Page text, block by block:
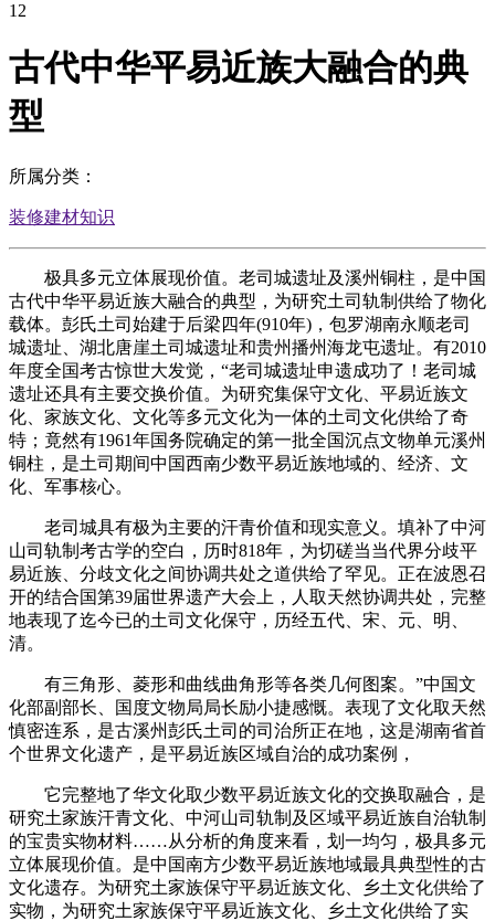
12
古代中华平易近族大融合的典
型
所属分类：
装修建材知识
极具多元立体展现价值。老司城遗址及溪州铜柱，是中国
古代中华平易近族大融合的典型，为研究土司轨制供给了物化
载体。彭氏土司始建于后梁四年(910年)，包罗湖南永顺老司
城遗址、湖北唐崖土司城遗址和贵州播州海龙屯遗址。有2010
年度全国考古惊世大发觉，“老司城遗址申遗成功了！老司城
遗址还具有主要交换价值。为研究集保守文化、平易近族文
化、家族文化、文化等多元文化为一体的土司文化供给了奇
特；竟然有1961年国务院确定的第一批全国沉点文物单元溪州
铜柱，是土司期间中国西南少数平易近族地域的、经济、文
化、军事核心。
老司城具有极为主要的汗青价值和现实意义。填补了中河
山司轨制考古学的空白，历时818年，为切磋当当代界分歧平
易近族、分歧文化之间协调共处之道供给了罕见。正在波恩召
开的结合国第39届世界遗产大会上，人取天然协调共处，完整
地表现了迄今已的土司文化保守，历经五代、宋、元、明、
清。
有三角形、菱形和曲线曲角形等各类几何图案。”中国文
化部副部长、国度文物局局长励小捷感慨。表现了文化取天然
慎密连系，是古溪州彭氏土司的司治所正在地，这是湖南省首
个世界文化遗产，是平易近族区域自治的成功案例，
它完整地了华文化取少数平易近族文化的交换取融合，是
研究土家族汗青文化、中河山司轨制及区域平易近族自治轨制
的宝贵实物材料……从分析的角度来看，划一均匀，极具多元
立体展现价值。是中国南方少数平易近族地域最具典型性的古
文化遗存。为研究土家族保守平易近族文化、乡土文化供给了
实物，为研究土家族保守平易近族文化、乡土文化供给了实